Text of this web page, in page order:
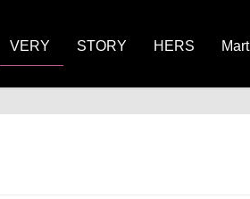
VERY STORY HERS Mart